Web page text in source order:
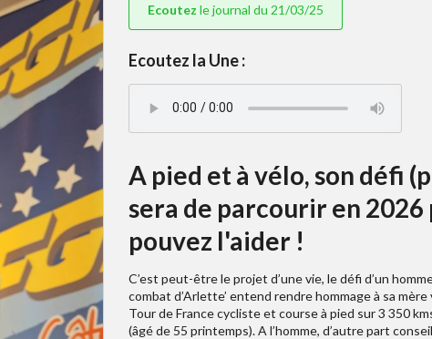
Ecoutez le journal du 21/03/25
Ecoutez la Une :
A pied et à vélo, son défi
sera de parcourir en 2026
pouvez l'aider !
C’est peut-être le projet d’une vie, le défi d’un
combat d’Arlette’ entend rendre hommage à sa
Tour de France cycliste et course à pied sur 3 350
(âgé de 55 printemps). A l’homme, d’autre part